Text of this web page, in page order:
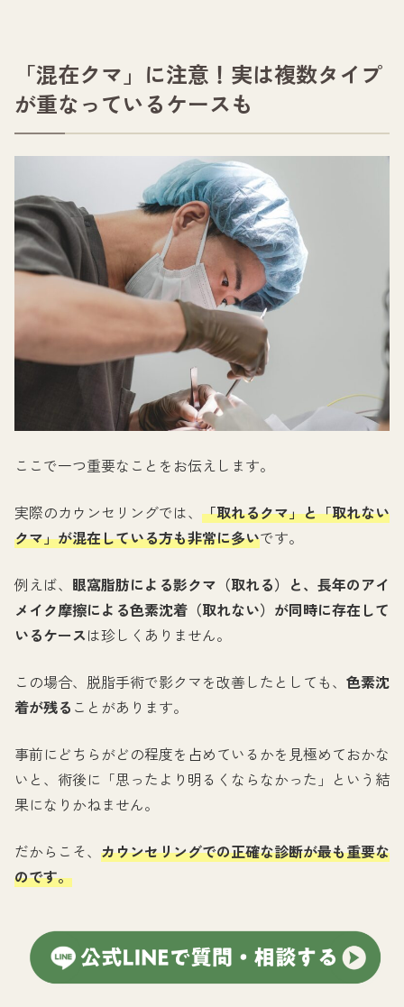
「混在クマ」に注意！実は複数タイプ
が重なっているケースも
ここで一つ重要なことをお伝えします。
実際のカウンセリングでは、 「取れるクマ」と「取れない
クマ」が混在している方も非常に多いです。
例えば、 眼窩脂肪による影クマ（取れる）と、長年のアイ
メイク摩擦による色素沈着（取れない）が同時に存在して
いるケースは珍しくありません。
この場合、脱脂手術で影クマを改善したとしても、 色素沈
着が残る ことがあります。
事前にどちらがどの程度を占めているかを見極めておかな
いと、術後に「思ったより明るくならなかった」という結
果になりかねません。
だからこそ、 カウンセリングでの正確な診断が最も重要な
のです。